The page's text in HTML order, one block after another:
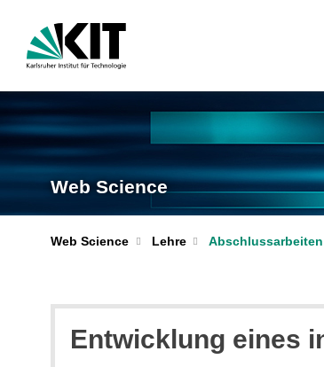
Web Science
Web Science Lehre Abschlussarbeiten
Entwicklung eines